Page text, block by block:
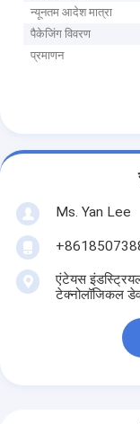
न्यूनतम आदेश मात्रा
पैकेजिंग विवरण
प्रमाणन
Ms. Yan Lee
एंटेयस
टेक्नोलॉजिकल